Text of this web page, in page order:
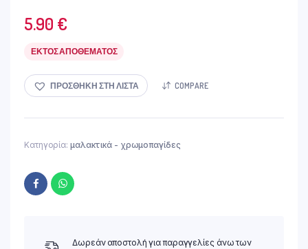
5.90 €
ΕΚΤΌΣ ΑΠΟΘΈΜΑΤΟΣ
ΠΡΟΣΘΉΚΗ ΣΤΗ ΛΊΣΤΑ COMPARE
Κατηγορία: μαλακτικά - χρωμοπαγίδες
Δωρεάν αποστολή για παραγγελίες άνω των